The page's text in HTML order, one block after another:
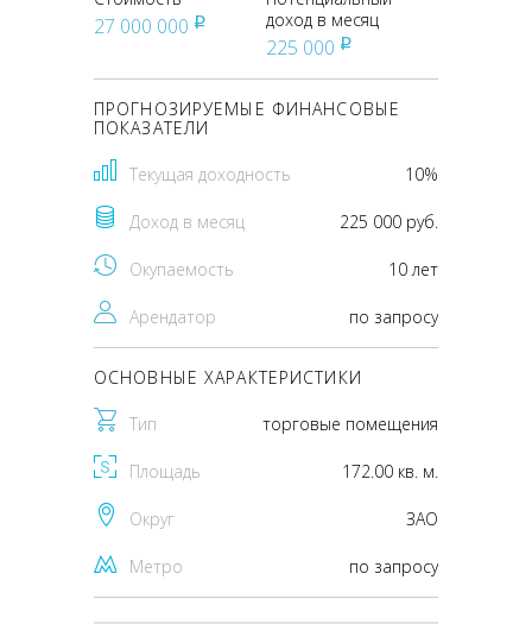
27 000 000 pуб
доход в месяц
225 000 pуб
ПРОГНОЗИРУЕМЫЕ ФИНАНСОВЫЕ
ПОКАЗАТЕЛИ
Текущая доходность 10%
Доход в месяц 225 000 руб.
Окупаемость 10 лет
Арендатор по запросу
ОСНОВНЫЕ ХАРАКТЕРИСТИКИ
Тип торговые помещения
Площадь 172.00 кв. м.
Округ ЗАО
Метро по запросу